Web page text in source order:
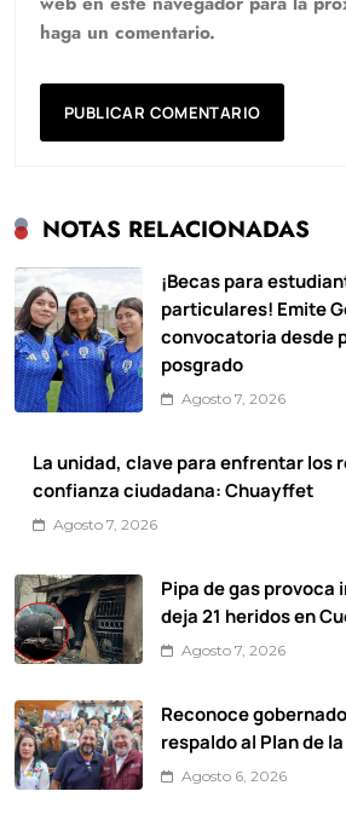
haga un comentario.
NOTAS RELACIONADAS
¡Becas para
particulares! Emite
convocatoria desde
posgrado
Agosto 7, 2026
La unidad, clave para enfrentar los
confianza ciudadana: Chuayffet
Agosto 7, 2026
Pipa de gas provoca
deja 21 heridos en
Agosto 7, 2026
Reconoce
respaldo al Plan de
Agosto 6, 2026